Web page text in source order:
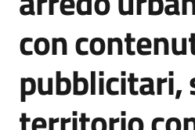
gli
argomenti...
Seguici
su
con
pubblicitari,